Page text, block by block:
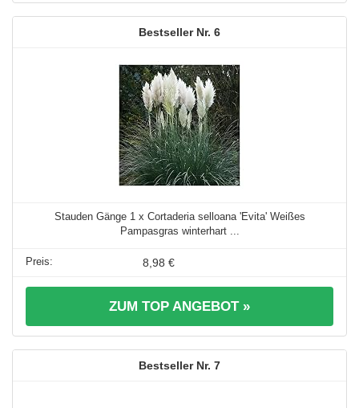
6
Stauden Gänge 1 x Cortaderia selloana 'Evita' Weißes
Pampasgras winterhart ...
8,98 €
ZUM TOP ANGEBOT »
7